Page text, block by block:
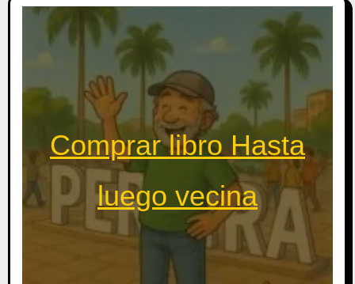
Comprar libro Hasta
luego vecina